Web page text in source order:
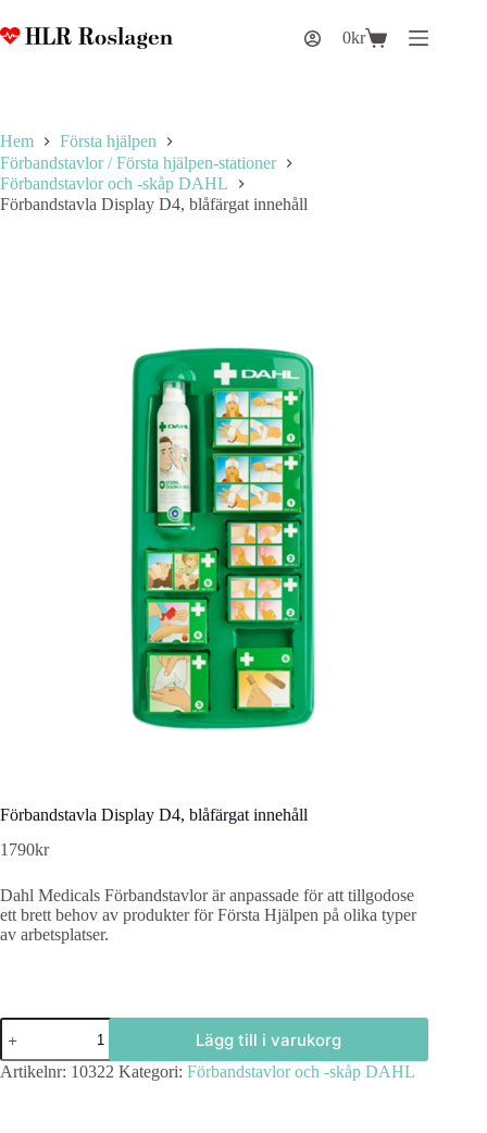
till
innehåll
Varukorg
0kr
Hem
Första hjälpen
Förbandstavlor / Första hjälpen-stationer
Förbandstavlor och -skåp DAHL
Förbandstavla Display D4, blåfärgat innehåll
Förbandstavla Display D4, blåfärgat innehåll
1790kr
Dahl Medicals Förbandstavlor är anpassade för att tillgodose
ett brett behov av produkter för Första Hjälpen på olika typer
av arbetsplatser.
Förbandstavla
Display
D4,
blåfärgat
Lägg till i varukorg
Artikelnr: 10322 Kategori: Förbandstavlor och -skåp DAHL